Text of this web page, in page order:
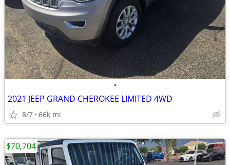
•
2021 JEEP GRAND CHEROKEE LIMITED 4WD
8/7 66k mi
$70,704